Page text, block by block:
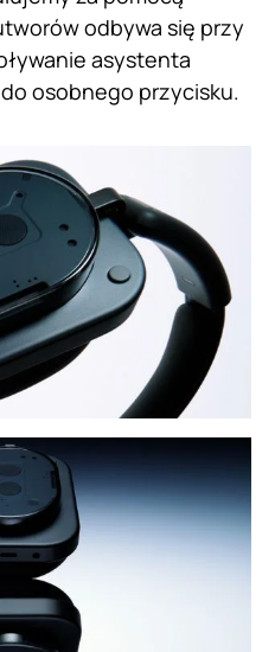
odbywa się przy
asystenta
osobnego przycisku.